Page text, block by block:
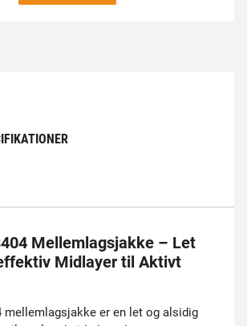
Mellemlagsjakke – Let
Midlayer til Aktivt
mellemlagsjakke er en let og alsidig